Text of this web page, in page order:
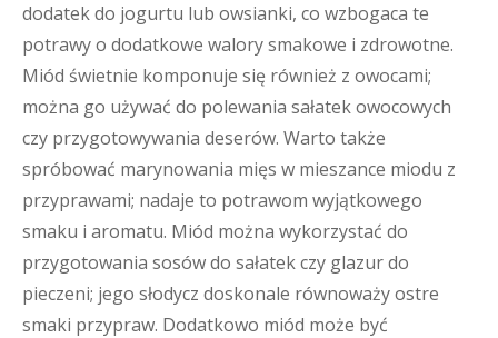
dodatek do jogurtu lub owsianki, co wzbogaca te
potrawy o dodatkowe walory smakowe i zdrowotne.
Miód świetnie komponuje się również z owocami;
można go używać do polewania sałatek owocowych
czy przygotowywania deserów. Warto także
spróbować marynowania mięs w mieszance miodu z
przyprawami; nadaje to potrawom wyjątkowego
smaku i aromatu. Miód można wykorzystać do
przygotowania sosów do sałatek czy glazur do
pieczeni; jego słodycz doskonale równoważy ostre
smaki przypraw. Dodatkowo miód może być